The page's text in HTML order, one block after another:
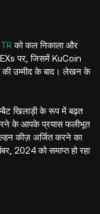
को कल निकाला और
पर, जिसमें KuCoin
की उम्मीद के बाद। लेखन के
खिलाड़ी के रूप में बढ़त
के आपके प्रयास फलीभूत
कीज़ अर्जित करने का
2024 को समाप्त हो रहा